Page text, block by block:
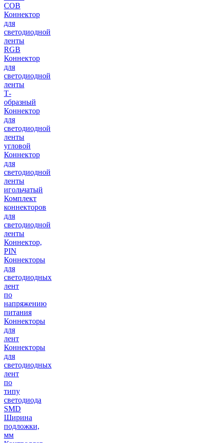
COB
Коннектор
для
светодиодной
ленты
RGB
Коннектор
для
светодиодной
ленты
Т-
образный
Коннектор
для
светодиодной
ленты
угловой
Коннектор
для
светодиодной
ленты
игольчатый
Комплект
коннекторов
для
светодиодной
ленты
Коннектор,
PIN
Коннекторы
для
светодиодных
лент
по
напряжению
питания
Коннекторы
для
лент
Коннекторы
для
светодиодных
лент
по
типу
светодиода
SMD
Ширина
подложки,
мм